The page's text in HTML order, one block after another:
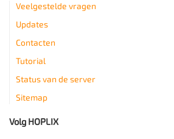
Veelgestelde vragen
Updates
Contacten
Tutorial
Status van de server
Sitemap
Volg HOPLIX